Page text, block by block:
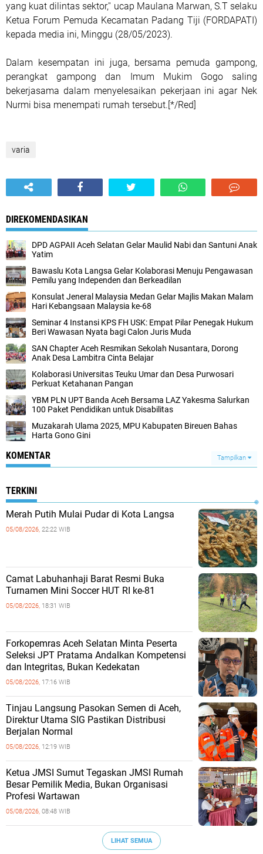
yang kuat dilintas sektor,'' ucap Maulana Marwan, S.T selaku
Ketua Forum Pemuda Kecamatan Padang Tiji (FORDAPATI)
kepada media ini, Minggu (28/05/2023).
Dalam kesempatan ini juga, bersama pemuda gampong,
perangkat gampong dan Imum Mukim Gogo saling
bekerjasama dalam menyelesaikan pekerjaan ini agar Nek
Nurmi bisa menempati rumah tersebut.[*/Red]
varia
DIREKOMENDASIKAN
DPD AGPAII Aceh Selatan Gelar Maulid Nabi dan Santuni Anak
Yatim
Bawaslu Kota Langsa Gelar Kolaborasi Menuju Pengawasan
Pemilu yang Independen dan Berkeadilan
Konsulat Jeneral Malaysia Medan Gelar Majlis Makan Malam
Hari Kebangsaan Malaysia ke-68
Seminar 4 Instansi KPS FH USK: Empat Pilar Penegak Hukum
Beri Wawasan Nyata bagi Calon Juris Muda
SAN Chapter Aceh Resmikan Sekolah Nusantara, Dorong
Anak Desa Lambitra Cinta Belajar
Kolaborasi Universitas Teuku Umar dan Desa Purwosari
Perkuat Ketahanan Pangan
YBM PLN UPT Banda Aceh Bersama LAZ Yakesma Salurkan
100 Paket Pendidikan untuk Disabilitas
Muzakarah Ulama 2025, MPU Kabupaten Bireuen Bahas
Harta Gono Gini
KOMENTAR Tampilkan
TERKINI
Merah Putih Mulai Pudar di Kota Langsa
05/08/2026, 22:22 WIB
Camat Labuhanhaji Barat Resmi Buka
Turnamen Mini Soccer HUT RI ke-81
05/08/2026, 18:31 WIB
Forkopemras Aceh Selatan Minta Peserta
Seleksi JPT Pratama Andalkan Kompetensi
dan Integritas, Bukan Kedekatan
05/08/2026, 17:16 WIB
‎Tinjau Langsung Pasokan Semen di Aceh,
‎Direktur Utama SIG Pastikan Distribusi
Berjalan Normal ‎
05/08/2026, 12:19 WIB
Ketua JMSI Sumut Tegaskan JMSI Rumah
Besar Pemilik Media, Bukan Organisasi
Profesi Wartawan
05/08/2026, 08:48 WIB
LIHAT SEMUA